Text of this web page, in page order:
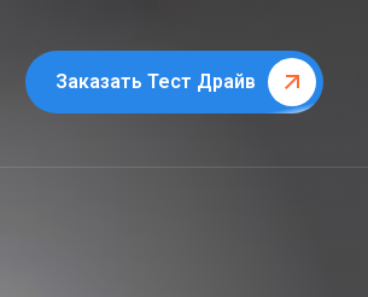
Заказать Тест Драйв